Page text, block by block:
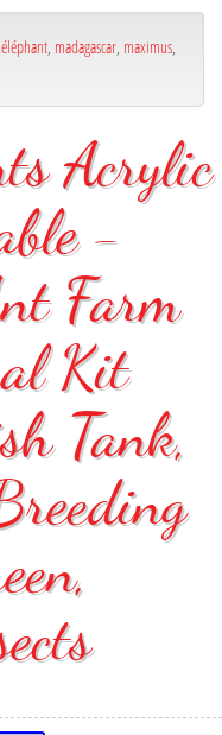
éléphant, madagascar, maximus,
Acrylic
-
Farm
Kit
Tank,